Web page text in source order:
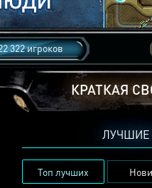
322 игроков
КРАТКАЯ
ЛУЧШИЕ
Топ лучших